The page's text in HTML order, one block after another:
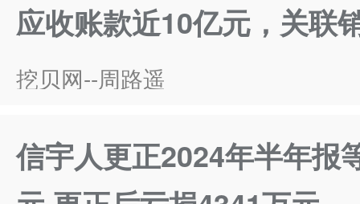
应收账款近10亿元，关联
挖贝网--周路遥
信宇人更正2024年半年报